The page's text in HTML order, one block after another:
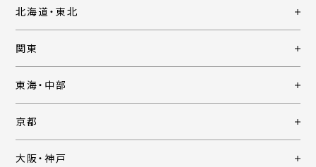
北海道・東北
関東
東海・中部
京都
大阪・神戸